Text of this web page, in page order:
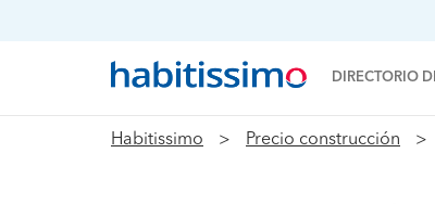
DIRECTORIO
Habitissimo Precio construcción